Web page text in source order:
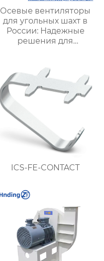
Осевые вентиляторы
для угольных шахт в
России: Надежные
решения для
безопасности
ICS-FE-CONTACT